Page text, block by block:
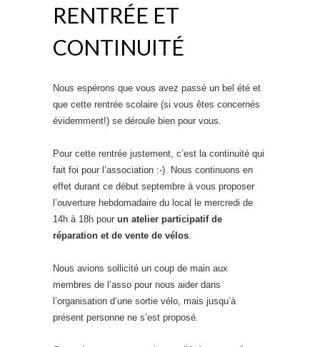
RENTRÉE ET
CONTINUITÉ
Nous espérons que vous avez passé un bel été et
que cette rentrée scolaire (si vous êtes concernés
évidemment!) se déroule bien pour vous.
Pour cette rentrée justement, c’est la continuité qui
fait foi pour l’association :-). Nous continuons en
effet durant ce début septembre à vous proposer
l’ouverture hebdomadaire du local le mercredi de
14h à 18h pour un atelier participatif de
réparation et de vente de vélos.
Nous avions sollicité un coup de main aux
membres de l’asso pour nous aider dans
l’organisation d’une sortie vélo, mais jusqu’à
présent personne ne s’est proposé.